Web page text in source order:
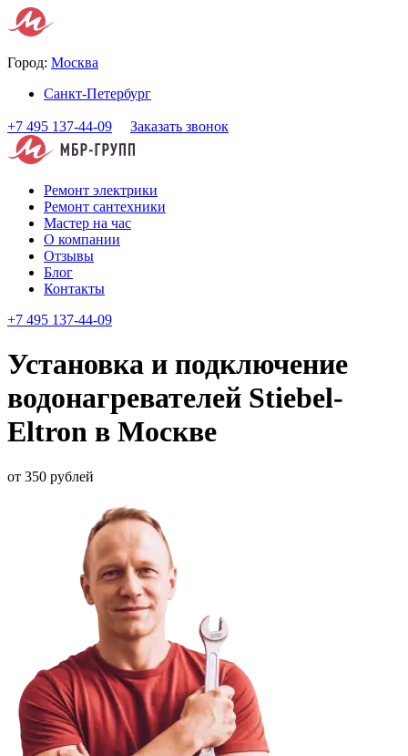
Город: Москва
Санкт-Петербург
+7 495 137-44-09 Заказать звонок
Ремонт электрики
Ремонт сантехники
Мастер на час
О компании
Отзывы
Блог
Контакты
+7 495 137-44-09
Установка и подключение
водонагревателей Stiebel-
Eltron в Москве
от 350 рублей